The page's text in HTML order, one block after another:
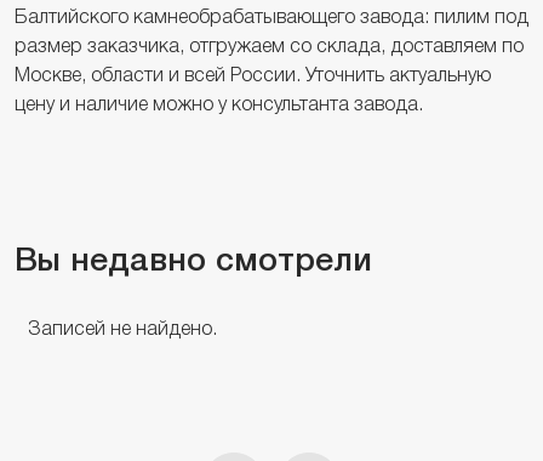
Балтийского камнеобрабатывающего завода: пилим под
размер заказчика, отгружаем со склада, доставляем по
Москве, области и всей России. Уточнить актуальную
цену и наличие можно у консультанта завода.
Вы недавно смотрели
Записей не найдено.